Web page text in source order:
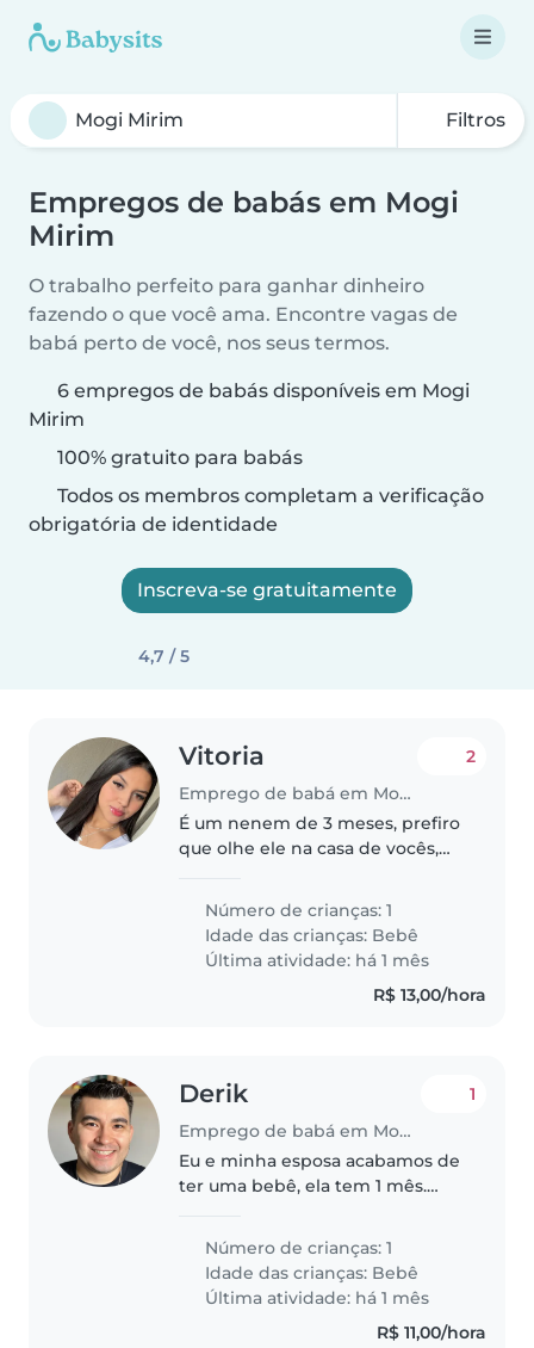
Filtros
Empregos de babás em Mogi
Mirim
O trabalho perfeito para ganhar dinheiro
fazendo o que você ama. Encontre vagas de
babá perto de você, nos seus termos.
6 empregos de babás disponíveis em Mogi
Mirim
100% gratuito para babás
Todos os membros completam a verificação
obrigatória de identidade
Inscreva-se gratuitamente
4,7 / 5
Vitoria
Emprego de babá em Mogi Mirim
2
É um nenem de 3 meses, prefiro
que olhe ele na casa de vocês,
com quem deixar
Número de crianças: 1
Idade das crianças: Bebê
Última atividade: há 1 mês
R$ 13,00/hora
Derik
Emprego de babá em Mogi Mirim
1
Eu e minha esposa acabamos de
ter uma bebê, ela tem 1 mês.
minha esposa no dia a dia com a
criança. Daqui 5 meses minha
esposa..
Número de crianças: 1
Idade das crianças: Bebê
Última atividade: há 1 mês
R$ 11,00/hora